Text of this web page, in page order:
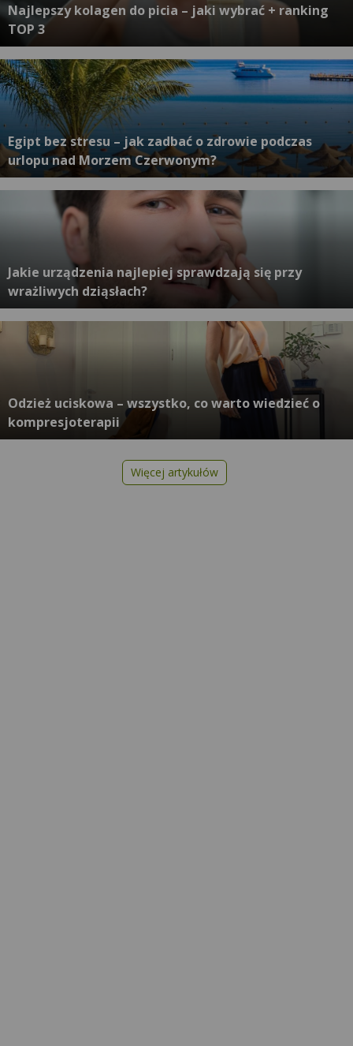
Najlepszy kolagen do picia – jaki wybrać + ranking
TOP 3
Egipt bez stresu – jak zadbać o zdrowie podczas
urlopu nad Morzem Czerwonym?
Jakie urządzenia najlepiej sprawdzają się przy
wrażliwych dziąsłach?
Odzież uciskowa – wszystko, co warto wiedzieć o
kompresjoterapii
Więcej artykułów